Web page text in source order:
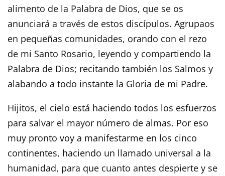
alimento de la Palabra de Dios, que se os
anunciará a través de estos discípulos. Agrupaos
en pequeñas comunidades, orando con el rezo
de mi Santo Rosario, leyendo y compartiendo la
Palabra de Dios; recitando también los Salmos y
alabando a todo instante la Gloria de mi Padre.
Hijitos, el cielo está haciendo todos los esfuerzos
para salvar el mayor número de almas. Por eso
muy pronto voy a manifestarme en los cinco
continentes, haciendo un llamado universal a la
humanidad, para que cuanto antes despierte y se